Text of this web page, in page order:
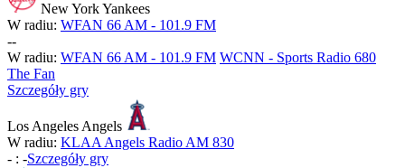
New York Yankees
W radiu: WFAN 66 AM - 101.9 FM
--
W radiu: WFAN 66 AM - 101.9 FM WCNN - Sports Radio 680
The Fan
Szczegóły gry
Los Angeles Angels
W radiu: KLAA Angels Radio AM 830
- : -Szczegóły gry